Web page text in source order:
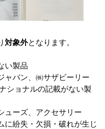
対象外となります。
い製品
ャパン、㈱サザビーリー
ショナルの記載がない製
ューズ、アクセサリー
に紛失・欠損・破れが生じ